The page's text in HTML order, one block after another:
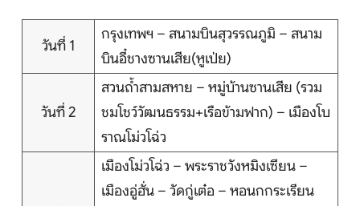
จัดกรุ๊ปในประเทศ
เรือเจ้าพระยา
บริการอื่นๆ
ติดต่อเรา
วันที่ 1
กรุงเทพฯ – สนามบินสุวรรณภูมิ – สนาม
บินอี๋ชางซานเสีย(หูเป่ย)
วันที่ 2
สวนถ้ำสามสหาย – หมู่บ้านซานเสีย (รวม
ชมโชว์วัฒนธรรม+เรือข้ามฟาก) – เมืองโบ
ราณโม่วโฉ่ว
เมืองโม่วโฉ่ว – พระราชวังหมิงเซียน –
เมืองอู่ฮั่น – วัดกู่เต๋อ – หอนกกระเรียน